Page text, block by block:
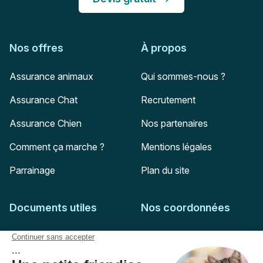
Nos offres
Assurance animaux
Assurance Chat
Assurance Chien
Comment ça marche ?
Parrainage
À propos
Qui sommes-nous ?
Recrutement
Nos partenaires
Mentions légales
Plan du site
Documents utiles
Feuille de soins
Conditions générales
Nos coordonnées
51-55 rue Hoche